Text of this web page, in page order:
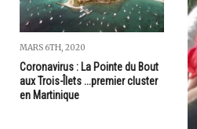
MARS 6TH, 2020
Coronavirus : La Pointe du Bout
aux Trois-Îlets ...premier cluster
en Martinique